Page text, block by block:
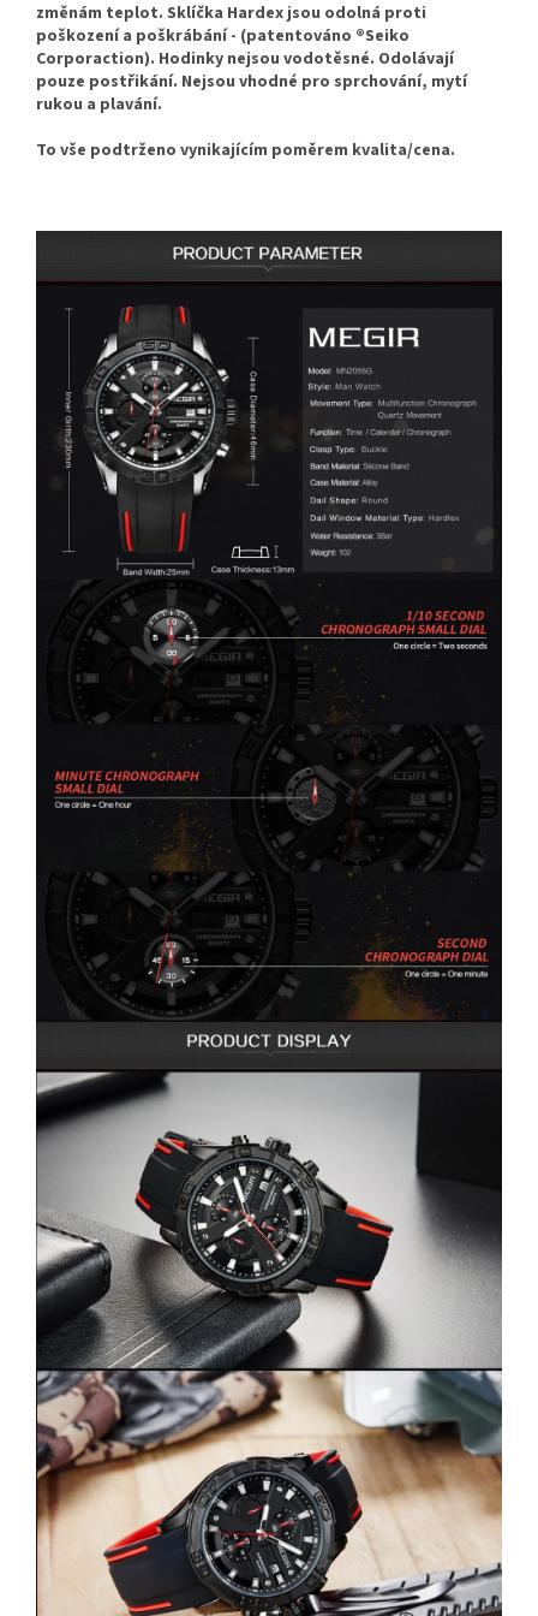
změnám teplot. Sklíčka Hardex jsou odolná proti
poškození a poškrábání - (patentováno ®Seiko
Corporaction). Hodinky nejsou vodotěsné. Odolávají
pouze postřikání. Nejsou vhodné pro sprchování, mytí
rukou a plavání.
To vše podtrženo vynikajícím poměrem kvalita/cena.